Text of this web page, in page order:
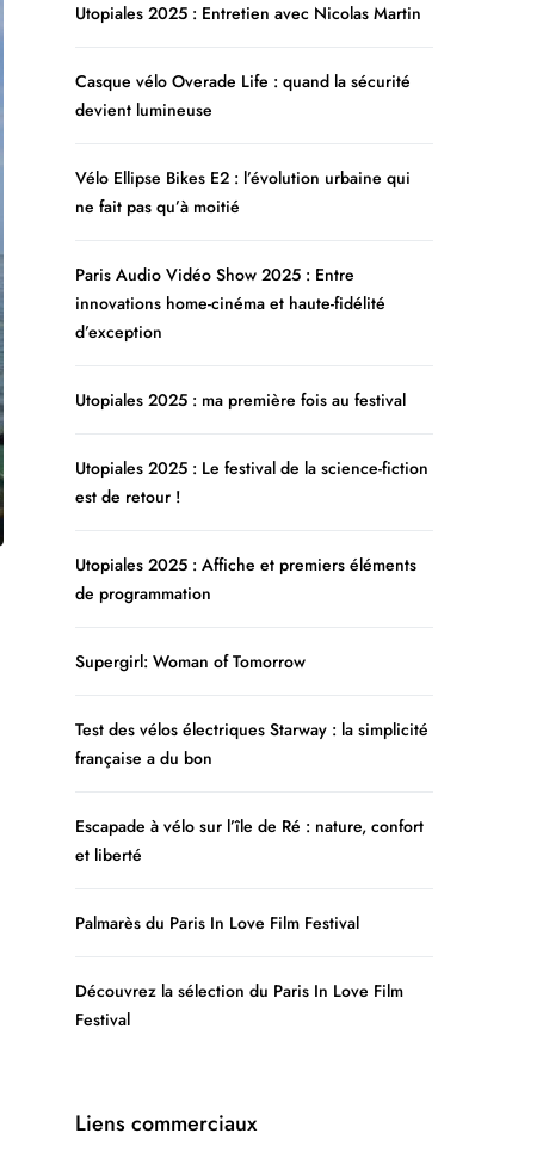
Utopiales 2025 : Entretien avec Nicolas Martin
Casque vélo Overade Life : quand la sécurité
devient lumineuse
Vélo Ellipse Bikes E2 : l’évolution urbaine qui
ne fait pas qu’à moitié
Paris Audio Vidéo Show 2025 : Entre
innovations home-cinéma et haute-fidélité
d’exception
Utopiales 2025 : ma première fois au festival
Utopiales 2025 : Le festival de la science-fiction
est de retour !
Utopiales 2025 : Affiche et premiers éléments
de programmation
Supergirl: Woman of Tomorrow
Test des vélos électriques Starway : la simplicité
française a du bon
Escapade à vélo sur l’île de Ré : nature, confort
et liberté
Palmarès du Paris In Love Film Festival
Découvrez la sélection du Paris In Love Film
Festival
Liens commerciaux